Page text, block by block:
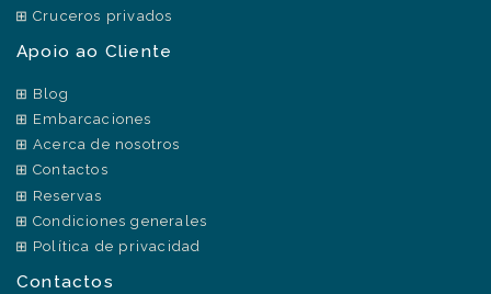
Cruceros privados
Apoio ao Cliente
Blog
Embarcaciones
Acerca de nosotros
Contactos
Reservas
Condiciones generales
Política de privacidad
Contactos